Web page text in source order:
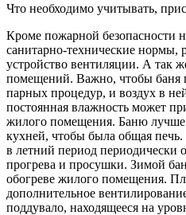
Что необходимо учитывать,
Кроме пожарной безопасности
санитарно-технические нормы,
устройство вентиляции. А так
помещений. Важно, чтобы баня
парных процедур, и воздух в
постоянная влажность может
жилого помещения. Баню лучше
кухней, чтобы была общая печь.
в летний период периодически
прогрева и просушки. Зимой
обогреве жилого помещения.
дополнительное
поддувало, находящееся на